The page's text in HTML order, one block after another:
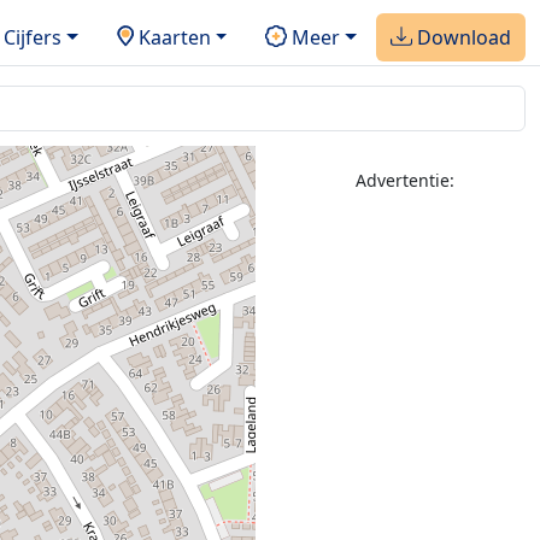
Cijfers Kaarten Meer Download
Advertentie: